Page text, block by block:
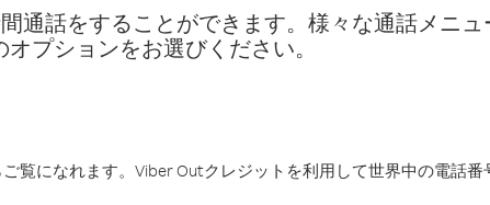
通話をすることができます。様々な通話メニ
オプションをお選びください。
覧になれます。Viber Outクレジットを利用して世界中の電話番